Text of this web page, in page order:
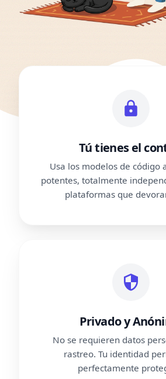
Tú tienes el
Usa los modelos de código
potentes, totalmente
plataformas que
Privado y
No se requieren datos
rastreo. Tu identidad
perfectamente